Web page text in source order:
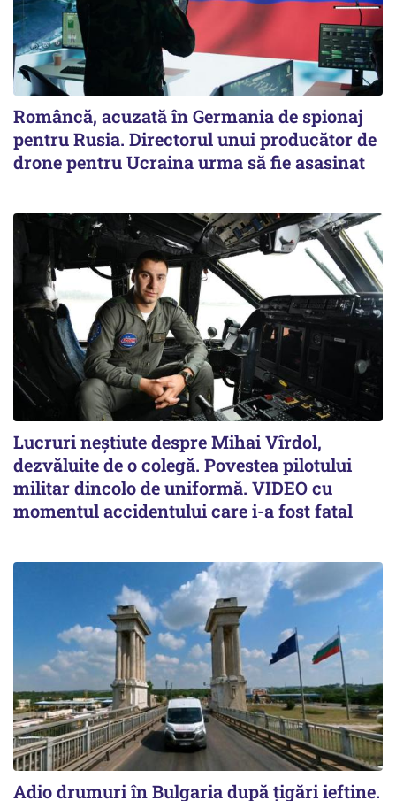
Româncă, acuzată în Germania de spionaj
pentru Rusia. Directorul unui producător de
drone pentru Ucraina urma să fie asasinat
Lucruri neștiute despre Mihai Vîrdol,
dezvăluite de o colegă. Povestea pilotului
militar dincolo de uniformă. VIDEO cu
momentul accidentului care i-a fost fatal
Adio drumuri în Bulgaria după țigări ieftine.